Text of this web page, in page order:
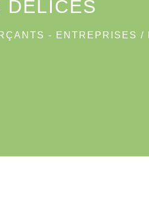
DELICES
- ENTREPRISES /